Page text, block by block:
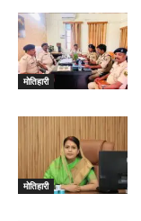
मोतिहारी
मोतिहारी